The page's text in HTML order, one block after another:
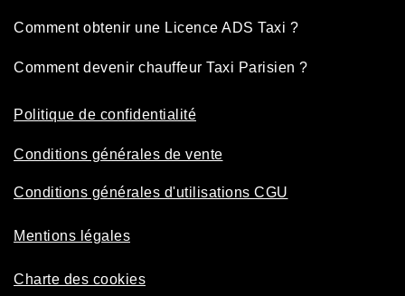
Comment obtenir une Licence ADS Taxi ?
Comment devenir chauffeur Taxi Parisien ?
Politique de confidentialité
Conditions générales de vente
Conditions générales d'utilisations CGU
Mentions légales
Charte des cookies